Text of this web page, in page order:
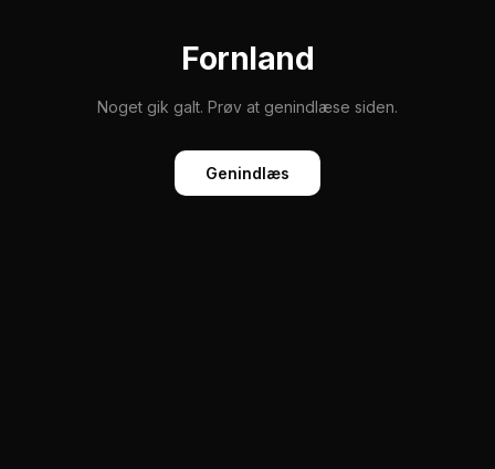
Fornland
Noget gik galt. Prøv at genindlæse siden.
Genindlæs